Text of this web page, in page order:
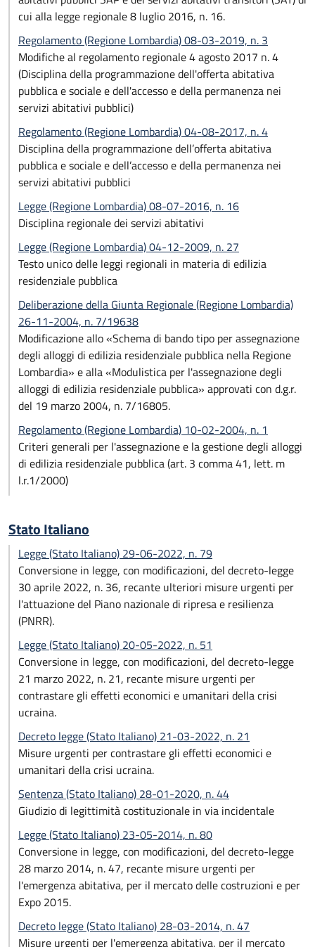
cui alla legge regionale 8 luglio 2016, n. 16.
Regolamento (Regione Lombardia) 08-03-2019, n. 3
Modifiche al regolamento regionale 4 agosto 2017 n. 4
(Disciplina della programmazione dell'offerta abitativa
pubblica e sociale e dell'accesso e della permanenza nei
servizi abitativi pubblici)
Regolamento (Regione Lombardia) 04-08-2017, n. 4
Disciplina della programmazione dell’offerta abitativa
pubblica e sociale e dell’accesso e della permanenza nei
servizi abitativi pubblici
Legge (Regione Lombardia) 08-07-2016, n. 16
Disciplina regionale dei servizi abitativi
Legge (Regione Lombardia) 04-12-2009, n. 27
Testo unico delle leggi regionali in materia di edilizia
residenziale pubblica
Deliberazione della Giunta Regionale (Regione Lombardia)
26-11-2004, n. 7/19638
Modificazione allo «Schema di bando tipo per assegnazione
degli alloggi di edilizia residenziale pubblica nella Regione
Lombardia» e alla «Modulistica per l'assegnazione degli
alloggi di edilizia residenziale pubblica» approvati con d.g.r.
del 19 marzo 2004, n. 7/16805.
Regolamento (Regione Lombardia) 10-02-2004, n. 1
Criteri generali per l'assegnazione e la gestione degli alloggi
di edilizia residenziale pubblica (art. 3 comma 41, lett. m
l.r.1/2000)
Stato Italiano
Legge (Stato Italiano) 29-06-2022, n. 79
Conversione in legge, con modificazioni, del decreto-legge
30 aprile 2022, n. 36, recante ulteriori misure urgenti per
l'attuazione del Piano nazionale di ripresa e resilienza
(PNRR).
Legge (Stato Italiano) 20-05-2022, n. 51
Conversione in legge, con modificazioni, del decreto-legge
21 marzo 2022, n. 21, recante misure urgenti per
contrastare gli effetti economici e umanitari della crisi
ucraina.
Decreto legge (Stato Italiano) 21-03-2022, n. 21
Misure urgenti per contrastare gli effetti economici e
umanitari della crisi ucraina.
Sentenza (Stato Italiano) 28-01-2020, n. 44
Giudizio di legittimità costituzionale in via incidentale
Legge (Stato Italiano) 23-05-2014, n. 80
Conversione in legge, con modificazioni, del decreto-legge
28 marzo 2014, n. 47, recante misure urgenti per
l'emergenza abitativa, per il mercato delle costruzioni e per
Expo 2015.
Decreto legge (Stato Italiano) 28-03-2014, n. 47
Misure urgenti per l'emergenza abitativa, per il mercato